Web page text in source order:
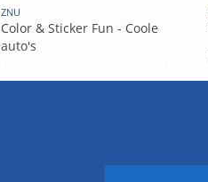
ZNU
Color & Sticker Fun - Coole
auto's